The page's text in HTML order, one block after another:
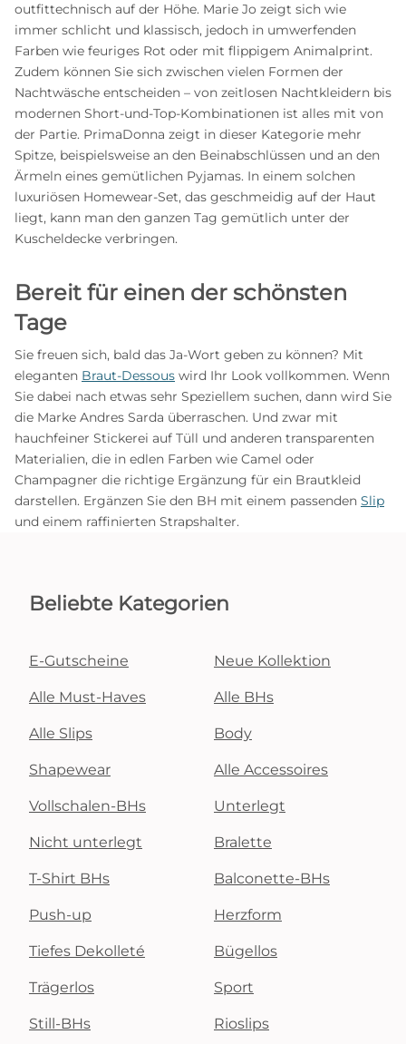
outfittechnisch auf der Höhe. Marie Jo zeigt sich wie
immer schlicht und klassisch, jedoch in umwerfenden
Farben wie feuriges Rot oder mit flippigem Animalprint.
Zudem können Sie sich zwischen vielen Formen der
Nachtwäsche entscheiden – von zeitlosen Nachtkleidern bis
modernen Short-und-Top-Kombinationen ist alles mit von
der Partie. PrimaDonna zeigt in dieser Kategorie mehr
Spitze, beispielsweise an den Beinabschlüssen und an den
Ärmeln eines gemütlichen Pyjamas. In einem solchen
luxuriösen Homewear-Set, das geschmeidig auf der Haut
liegt, kann man den ganzen Tag gemütlich unter der
Kuscheldecke verbringen.
Bereit für einen der schönsten
Tage
Sie freuen sich, bald das Ja-Wort geben zu können? Mit
eleganten Braut-Dessous wird Ihr Look vollkommen. Wenn
Sie dabei nach etwas sehr Speziellem suchen, dann wird Sie
die Marke Andres Sarda überraschen. Und zwar mit
hauchfeiner Stickerei auf Tüll und anderen transparenten
Materialien, die in edlen Farben wie Camel oder
Champagner die richtige Ergänzung für ein Brautkleid
darstellen. Ergänzen Sie den BH mit einem passenden Slip
und einem raffinierten Strapshalter.
Beliebte Kategorien
E-Gutscheine Neue Kollektion
Alle Must-Haves Alle BHs
Alle Slips Body
Shapewear Alle Accessoires
Vollschalen-BHs Unterlegt
Nicht unterlegt Bralette
T-Shirt BHs Balconette-BHs
Push-up Herzform
Tiefes Dekolleté Bügellos
Trägerlos Sport
Still-BHs Rioslips